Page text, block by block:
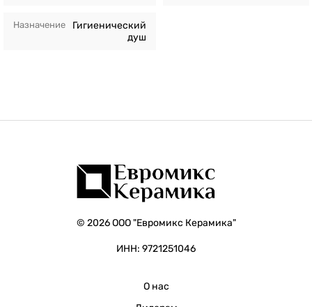
Назначение
Гигиенический
душ
© 2026 ООО "Евромикс Керамика"
ИНН: 9721251046
О нас